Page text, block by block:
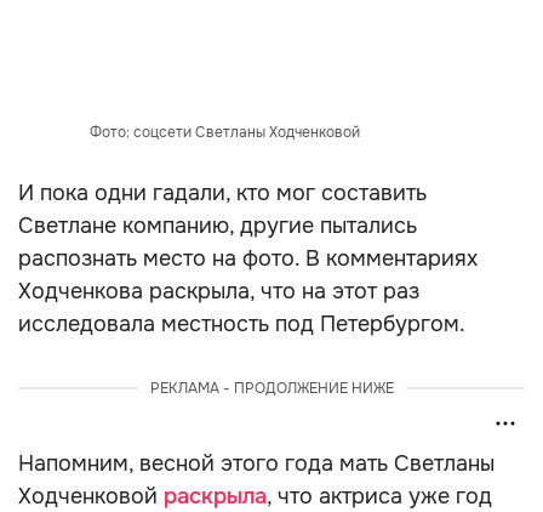
Фото: соцсети Светланы Ходченковой
И пока одни гадали, кто мог составить
Светлане компанию, другие пытались
распознать место на фото. В комментариях
Ходченкова раскрыла, что на этот раз
исследовала местность под Петербургом.
РЕКЛАМА - ПРОДОЛЖЕНИЕ НИЖЕ
Напомним, весной этого года мать Светланы
Ходченковой раскрыла, что актриса уже год